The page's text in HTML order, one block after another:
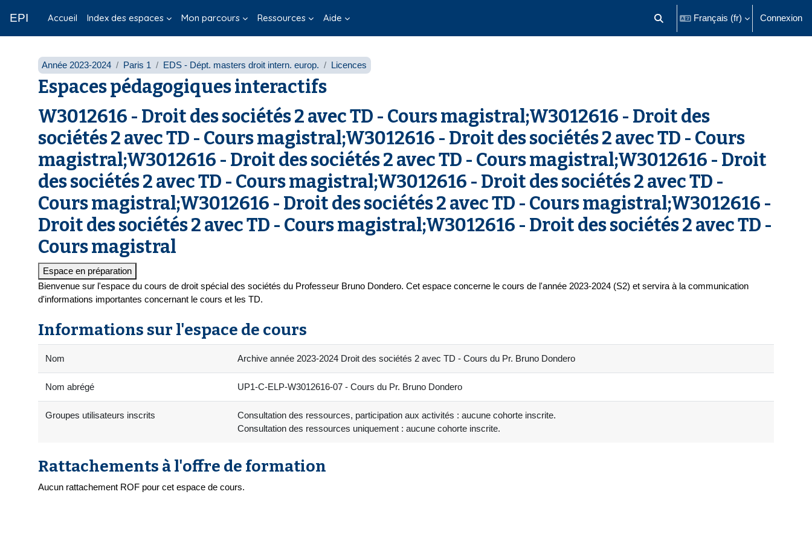
EPI Accueil Index des espaces Mon parcours Ressources Aide Activer/désactiver la saisie de
Français ‎(fr)‎ Connexion
Année 2023-2024 Paris 1 EDS - Dépt. masters droit intern. europ. Licences
Espaces pédagogiques interactifs
W3012616 - Droit des sociétés 2 avec TD - Cours magistral;W3012616 - Droit des
sociétés 2 avec TD - Cours magistral;W3012616 - Droit des sociétés 2 avec TD - Cours
magistral;W3012616 - Droit des sociétés 2 avec TD - Cours magistral;W3012616 - Droit
des sociétés 2 avec TD - Cours magistral;W3012616 - Droit des sociétés 2 avec TD -
Cours magistral;W3012616 - Droit des sociétés 2 avec TD - Cours magistral;W3012616 -
Droit des sociétés 2 avec TD - Cours magistral;W3012616 - Droit des sociétés 2 avec TD -
Cours magistral
Espace en préparation
Bienvenue sur l'espace du cours de droit spécial des sociétés du Professeur Bruno Dondero. Cet espace concerne le cours de l'année 2023-2024 (S2) et servira à la communication
d'informations importantes concernant le cours et les TD.
Informations sur l'espace de cours
Nom Archive année 2023-2024 Droit des sociétés 2 avec TD - Cours du Pr. Bruno Dondero
Nom abrégé UP1-C-ELP-W3012616-07 - Cours du Pr. Bruno Dondero
Groupes utilisateurs inscrits
Consultation des ressources, participation aux activités : aucune cohorte inscrite.
Consultation des ressources uniquement : aucune cohorte inscrite.
Rattachements à l'offre de formation
Aucun rattachement ROF pour cet espace de cours.